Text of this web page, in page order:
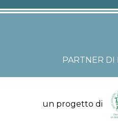
PARTNER
un progetto di